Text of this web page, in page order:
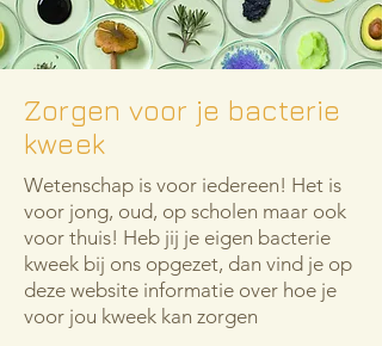
Zorgen voor je bacterie
kweek
Wetenschap is voor iedereen! Het is
voor jong, oud, op scholen maar ook
voor thuis! Heb jij je eigen bacterie
kweek bij ons opgezet, dan vind je op
deze website informatie over hoe je
voor jou kweek kan zorgen